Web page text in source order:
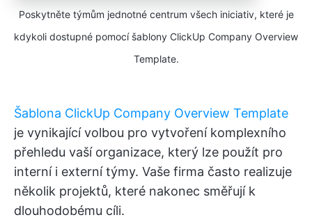
Poskytněte týmům jednotné centrum všech iniciativ, které je
kdykoli dostupné pomocí šablony ClickUp Company Overview
Template.
Šablona ClickUp Company Overview Template
je vynikající volbou pro vytvoření komplexního
přehledu vaší organizace, který lze použít pro
interní i externí týmy. Vaše firma často realizuje
několik projektů, které nakonec směřují k
dlouhodobému cíli.